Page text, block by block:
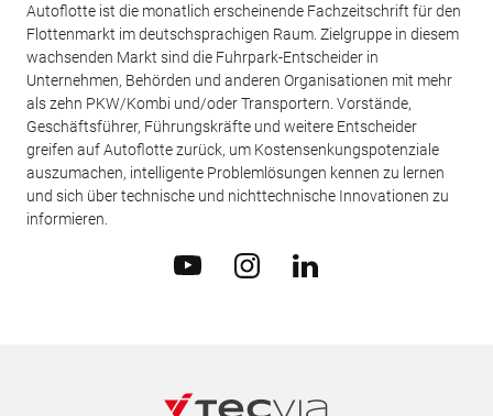
Autoflotte ist die monatlich erscheinende Fachzeitschrift für den
Flottenmarkt im deutschsprachigen Raum. Zielgruppe in diesem
wachsenden Markt sind die Fuhrpark-Entscheider in
Unternehmen, Behörden und anderen Organisationen mit mehr
als zehn PKW/Kombi und/oder Transportern. Vorstände,
Geschäftsführer, Führungskräfte und weitere Entscheider
greifen auf Autoflotte zurück, um Kostensenkungspotenziale
auszumachen, intelligente Problemlösungen kennen zu lernen
und sich über technische und nichttechnische Innovationen zu
informieren.